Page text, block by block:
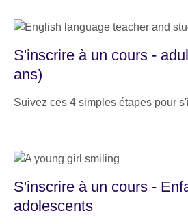
S'inscrire à un cours -
ans)
Suivez ces 4 simples étapes pour
S'inscrire à un cours -
adolescents